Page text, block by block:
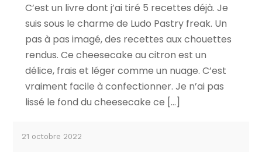
C’est un livre dont j’ai tiré 5 recettes déjà. Je
suis sous le charme de Ludo Pastry freak. Un
pas à pas imagé, des recettes aux chouettes
rendus. Ce cheesecake au citron est un
délice, frais et léger comme un nuage. C’est
vraiment facile à confectionner. Je n’ai pas
lissé le fond du cheesecake ce […]
21 octobre 2022